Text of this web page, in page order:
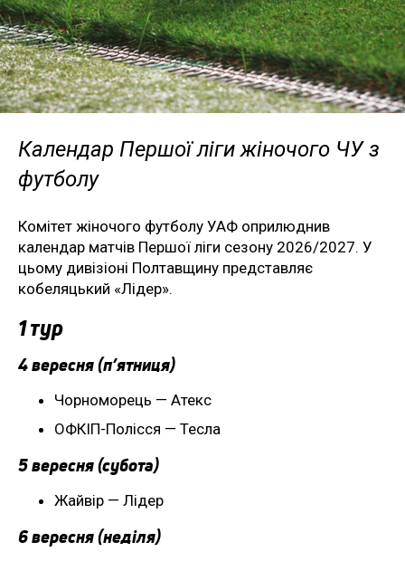
Календар Першої ліги жіночого ЧУ з
футболу
Комітет жіночого футболу УАФ оприлюднив
календар матчів Першої ліги сезону 2026/2027. У
цьому дивізіоні Полтавщину представляє
кобеляцький «Лідер».
1 тур
4 вересня (п’ятниця)
Чорноморець — Атекс
ОФКІП-Полісся — Тесла
5 вересня (субота)
Жайвір — Лідер
6 вересня (неділя)